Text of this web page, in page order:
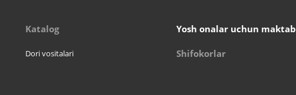
Katalog
Dori vositalari
Yosh onalar uchun maktab
Shifokorlar